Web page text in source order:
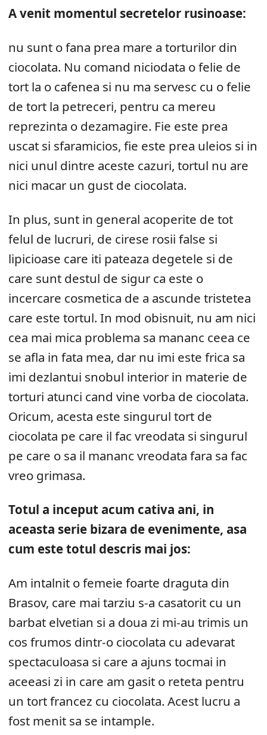
A venit momentul secretelor rusinoase:
nu sunt o fana prea mare a torturilor din
ciocolata. Nu comand niciodata o felie de
tort la o cafenea si nu ma servesc cu o felie
de tort la petreceri, pentru ca mereu
reprezinta o dezamagire. Fie este prea
uscat si sfaramicios, fie este prea uleios si in
nici unul dintre aceste cazuri, tortul nu are
nici macar un gust de ciocolata.
In plus, sunt in general acoperite de tot
felul de lucruri, de cirese rosii false si
lipicioase care iti pateaza degetele si de
care sunt destul de sigur ca este o
incercare cosmetica de a ascunde tristetea
care este tortul. In mod obisnuit, nu am nici
cea mai mica problema sa mananc ceea ce
se afla in fata mea, dar nu imi este frica sa
imi dezlantui snobul interior in materie de
torturi atunci cand vine vorba de ciocolata.
Oricum, acesta este singurul tort de
ciocolata pe care il fac vreodata si singurul
pe care o sa il mananc vreodata fara sa fac
vreo grimasa.
Totul a inceput acum cativa ani, in
aceasta serie bizara de evenimente, asa
cum este totul descris mai jos:
Am intalnit o femeie foarte draguta din
Brasov, care mai tarziu s-a casatorit cu un
barbat elvetian si a doua zi mi-au trimis un
cos frumos dintr-o ciocolata cu adevarat
spectaculoasa si care a ajuns tocmai in
aceeasi zi in care am gasit o reteta pentru
un tort francez cu ciocolata. Acest lucru a
fost menit sa se intample.